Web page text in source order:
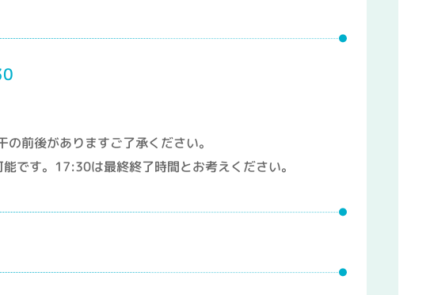
前後がありますご了承ください。
です。17:30は最終終了時間とお考えください。